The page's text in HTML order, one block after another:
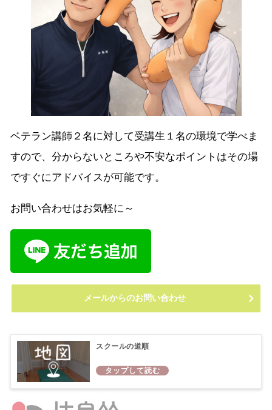
ベテラン講師２名に対して受講生１名の環境で学べま
すので、分からないところや不安なポイントはその場
ですぐにアドバイスが可能です。
お問い合わせはお気軽に～
メールからのお問い合わせ
スクールの道順